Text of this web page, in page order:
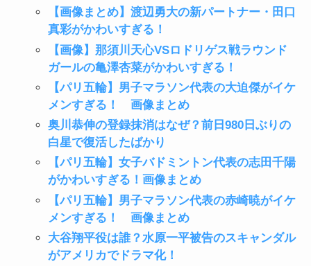
【画像まとめ】渡辺勇大の新パートナー・田口
真彩がかわいすぎる！
【画像】那須川天心VSロドリゲス戦ラウンド
ガールの亀澤杏菜がかわいすぎる！
【パリ五輪】男子マラソン代表の大迫傑がイケ
メンすぎる！ 画像まとめ
奥川恭伸の登録抹消はなぜ？前日980日ぶりの
白星で復活したばかり
【パリ五輪】女子バドミントン代表の志田千陽
がかわいすぎる！画像まとめ
【パリ五輪】男子マラソン代表の赤崎暁がイケ
メンすぎる！ 画像まとめ
大谷翔平役は誰？水原一平被告のスキャンダル
がアメリカでドラマ化！